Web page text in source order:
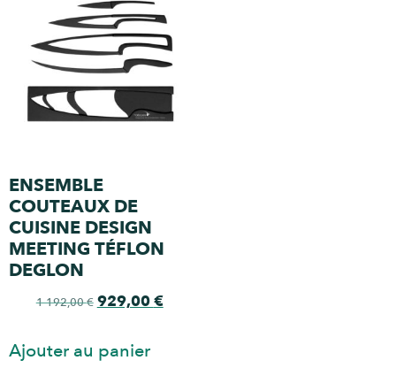
ENSEMBLE
COUTEAUX DE
CUISINE DESIGN
MEETING TÉFLON
DEGLON
1 192,00€ 929,00€
Ajouter au panier